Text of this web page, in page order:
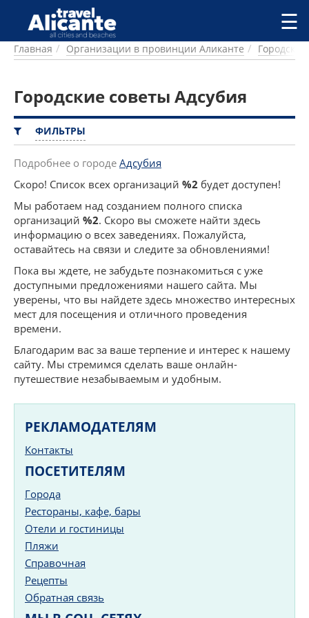
Перейти к основному содержанию
ГОРОДА
ПИТАНИЕ
ПРОЖИВАНИЕ
ПЛЯЖИ
ДОСТОПРИМЕЧАТЕЛЬНОСТИ
КЕМПИНГ
КОМАРКИ (РАЙОНЫ)
РЕЦЕПТЫ
ПРЕДЛОЖЕНИЯ
СТАТЬИ
УСЛУГИ
☰
Главная Организации в провинции Аликанте
Городские советы Адсубия
ФИЛЬТРЫ
Подробнее о городе Адсубия
Скоро! Список всех организаций %2 будет доступен!
Мы работаем над созданием полного списка
организаций %2. Скоро вы сможете найти здесь
информацию о всех заведениях. Пожалуйста,
оставайтесь на связи и следите за обновлениями!
Пока вы ждете, не забудьте познакомиться с уже
доступными предложениями нашего сайта. Мы
уверены, что вы найдете здесь множество интересных
мест для посещения и отличного проведения
времени.
Благодарим вас за ваше терпение и интерес к нашему
сайту. Мы стремимся сделать ваше онлайн-
путешествие незабываемым и удобным.
РЕКЛАМОДАТЕЛЯМ
Контакты
ПОСЕТИТЕЛЯМ
Города
Рестораны, кафе, бары
Отели и гостиницы
Пляжи
Справочная
Рецепты
Обратная связь